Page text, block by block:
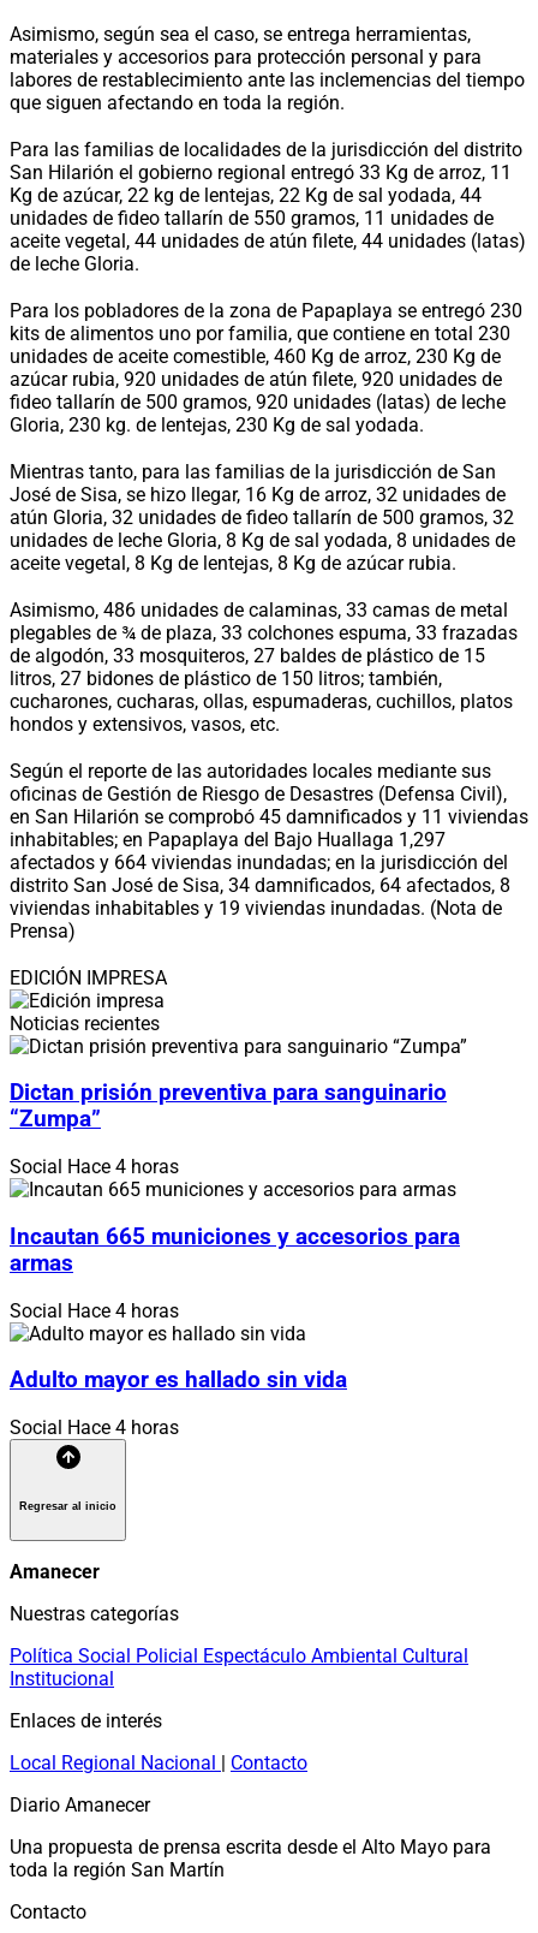
Asimismo, según sea el caso, se entrega herramientas,
materiales y accesorios para protección personal y para
labores de restablecimiento ante las inclemencias del tiempo
que siguen afectando en toda la región.
Para las familias de localidades de la jurisdicción del distrito
San Hilarión el gobierno regional entregó 33 Kg de arroz, 11
Kg de azúcar, 22 kg de lentejas, 22 Kg de sal yodada, 44
unidades de fideo tallarín de 550 gramos, 11 unidades de
aceite vegetal, 44 unidades de atún filete, 44 unidades (latas)
de leche Gloria.
Para los pobladores de la zona de Papaplaya se entregó 230
kits de alimentos uno por familia, que contiene en total 230
unidades de aceite comestible, 460 Kg de arroz, 230 Kg de
azúcar rubia, 920 unidades de atún filete, 920 unidades de
fideo tallarín de 500 gramos, 920 unidades (latas) de leche
Gloria, 230 kg. de lentejas, 230 Kg de sal yodada.
Mientras tanto, para las familias de la jurisdicción de San
José de Sisa, se hizo llegar, 16 Kg de arroz, 32 unidades de
atún Gloria, 32 unidades de fideo tallarín de 500 gramos, 32
unidades de leche Gloria, 8 Kg de sal yodada, 8 unidades de
aceite vegetal, 8 Kg de lentejas, 8 Kg de azúcar rubia.
Asimismo, 486 unidades de calaminas, 33 camas de metal
plegables de ¾ de plaza, 33 colchones espuma, 33 frazadas
de algodón, 33 mosquiteros, 27 baldes de plástico de 15
litros, 27 bidones de plástico de 150 litros; también,
cucharones, cucharas, ollas, espumaderas, cuchillos, platos
hondos y extensivos, vasos, etc.
Según el reporte de las autoridades locales mediante sus
oficinas de Gestión de Riesgo de Desastres (Defensa Civil),
en San Hilarión se comprobó 45 damnificados y 11 viviendas
inhabitables; en Papaplaya del Bajo Huallaga 1,297
afectados y 664 viviendas inundadas; en la jurisdicción del
distrito San José de Sisa, 34 damnificados, 64 afectados, 8
viviendas inhabitables y 19 viviendas inundadas. (Nota de
Prensa)
EDICIÓN IMPRESA
Noticias recientes
Dictan prisión preventiva para sanguinario
“Zumpa”
Social Hace 4 horas
Incautan 665 municiones y accesorios para
armas
Social Hace 4 horas
Adulto mayor es hallado sin vida
Social Hace 4 horas
Regresar al inicio
Amanecer
Nuestras categorías
Política Social Policial Espectáculo Ambiental Cultural
Institucional
Enlaces de interés
Local Regional Nacional | Contacto
Diario Amanecer
Una propuesta de prensa escrita desde el Alto Mayo para
toda la región San Martín
Contacto